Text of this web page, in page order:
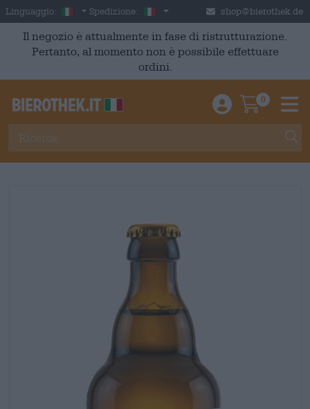
Skip to main content
Linguaggio: Italian
Spedizione: Italia shop@bierothek.de
Il negozio è attualmente in fase di ristrutturazione.
Pertanto, al momento non è possibile effettuare
ordini.
Einloggen /
0